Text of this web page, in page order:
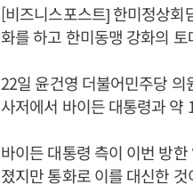
[비즈니스포스트] 한미정상회
화를 하고 한미동맹 강화의
22일 윤건영 더불어민주당 의
사저에서 바이든 대통령과 약
바이든 대통령 측이 이번 방
졌지만 통화로 이를 대신한 것